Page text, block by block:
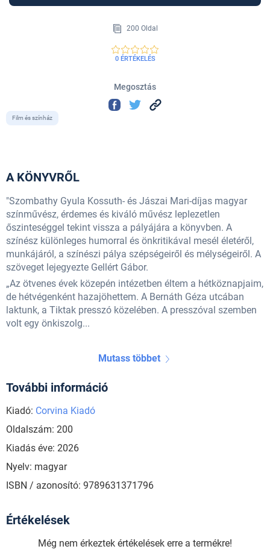
200 Oldal
0 ÉRTÉKELÉS
Megosztás
Film és színház
A KÖNYVRŐL
"Szombathy Gyula Kossuth- és Jászai Mari-díjas magyar
színművész, érdemes és kiváló művész leplezetlen
őszinteséggel tekint vissza a pályájára a könyvben. A
színész különleges humorral és önkritikával mesél életéről,
munkájáról, a színészi pálya szépségeiről és mélységeiről. A
szöveget lejegyezte Gellért Gábor.
„Az ötvenes évek közepén intézetben éltem a hétköznapjaim,
de hétvégenként hazajöhettem. A Bernáth Géza utcában
laktunk, a Tiktak presszó közelében. A presszóval szemben
volt egy önkiszolg...
Mutass többet
További információ
Kiadó: Corvina Kiadó
Oldalszám: 200
Kiadás éve: 2026
Nyelv: magyar
ISBN / azonosító: 9789631371796
Értékelések
Még nem érkeztek értékelések erre a termékre!